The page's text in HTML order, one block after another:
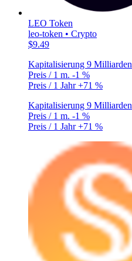
LEO Token
leo-token • Crypto
$9.49
Kapitalisierung 9 Milliarden
Preis / 1 m. -1 %
Preis / 1 Jahr+71 %
Kapitalisierung 9 Milliarden
Preis / 1 m. -1 %
Preis / 1 Jahr+71 %